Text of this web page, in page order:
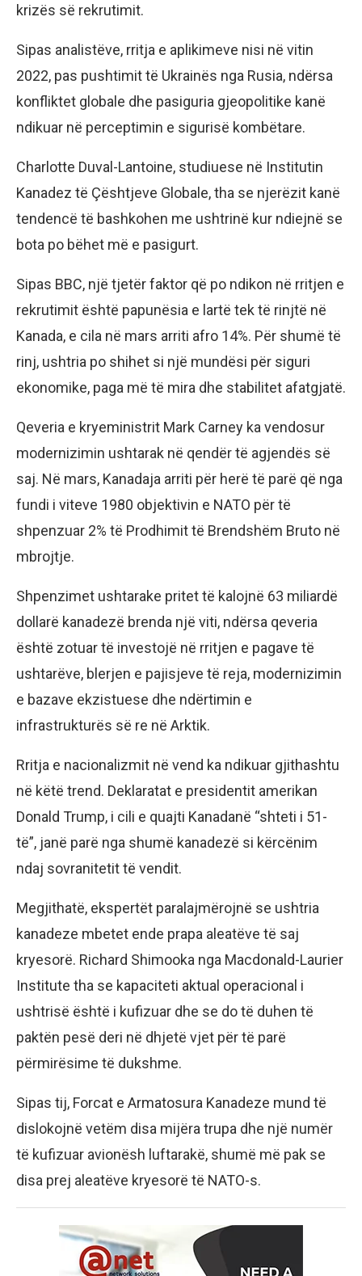
krizës së rekrutimit.
Sipas analistëve, rritja e aplikimeve nisi në vitin
2022, pas pushtimit të Ukrainës nga Rusia, ndërsa
konfliktet globale dhe pasiguria gjeopolitike kanë
ndikuar në perceptimin e sigurisë kombëtare.
Charlotte Duval-Lantoine, studiuese në Institutin
Kanadez të Çështjeve Globale, tha se njerëzit kanë
tendencë të bashkohen me ushtrinë kur ndiejnë se
bota po bëhet më e pasigurt.
Sipas BBC, një tjetër faktor që po ndikon në rritjen e
rekrutimit është papunësia e lartë tek të rinjtë në
Kanada, e cila në mars arriti afro 14%. Për shumë të
rinj, ushtria po shihet si një mundësi për siguri
ekonomike, paga më të mira dhe stabilitet afatgjatë.
Qeveria e kryeministrit Mark Carney ka vendosur
modernizimin ushtarak në qendër të agjendës së
saj. Në mars, Kanadaja arriti për herë të parë që nga
fundi i viteve 1980 objektivin e NATO për të
shpenzuar 2% të Prodhimit të Brendshëm Bruto në
mbrojtje.
Shpenzimet ushtarake pritet të kalojnë 63 miliardë
dollarë kanadezë brenda një viti, ndërsa qeveria
është zotuar të investojë në rritjen e pagave të
ushtarëve, blerjen e pajisjeve të reja, modernizimin
e bazave ekzistuese dhe ndërtimin e
infrastrukturës së re në Arktik.
Rritja e nacionalizmit në vend ka ndikuar gjithashtu
në këtë trend. Deklaratat e presidentit amerikan
Donald Trump, i cili e quajti Kanadanë “shteti i 51-
të”, janë parë nga shumë kanadezë si kërcënim
ndaj sovranitetit të vendit.
Megjithatë, ekspertët paralajmërojnë se ushtria
kanadeze mbetet ende prapa aleatëve të saj
kryesorë. Richard Shimooka nga Macdonald-Laurier
Institute tha se kapaciteti aktual operacional i
ushtrisë është i kufizuar dhe se do të duhen të
paktën pesë deri në dhjetë vjet për të parë
përmirësime të dukshme.
Sipas tij, Forcat e Armatosura Kanadeze mund të
dislokojnë vetëm disa mijëra trupa dhe një numër
të kufizuar avionësh luftarakë, shumë më pak se
disa prej aleatëve kryesorë të NATO-s.